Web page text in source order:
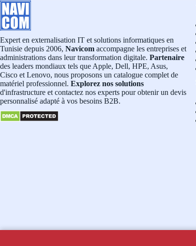
Expert en externalisation IT et solutions informatiques en
Tunisie depuis 2006, Navicom accompagne les entreprises et
administrations dans leur transformation digitale. Partenaire
des leaders mondiaux tels que Apple, Dell, HPE, Asus,
Cisco et Lenovo, nous proposons un catalogue complet de
matériel professionnel. Explorez nos solutions
d'infrastructure et contactez nos experts pour obtenir un devis
personnalisé adapté à vos besoins B2B.